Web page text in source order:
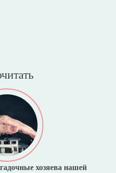
хозяева нашей